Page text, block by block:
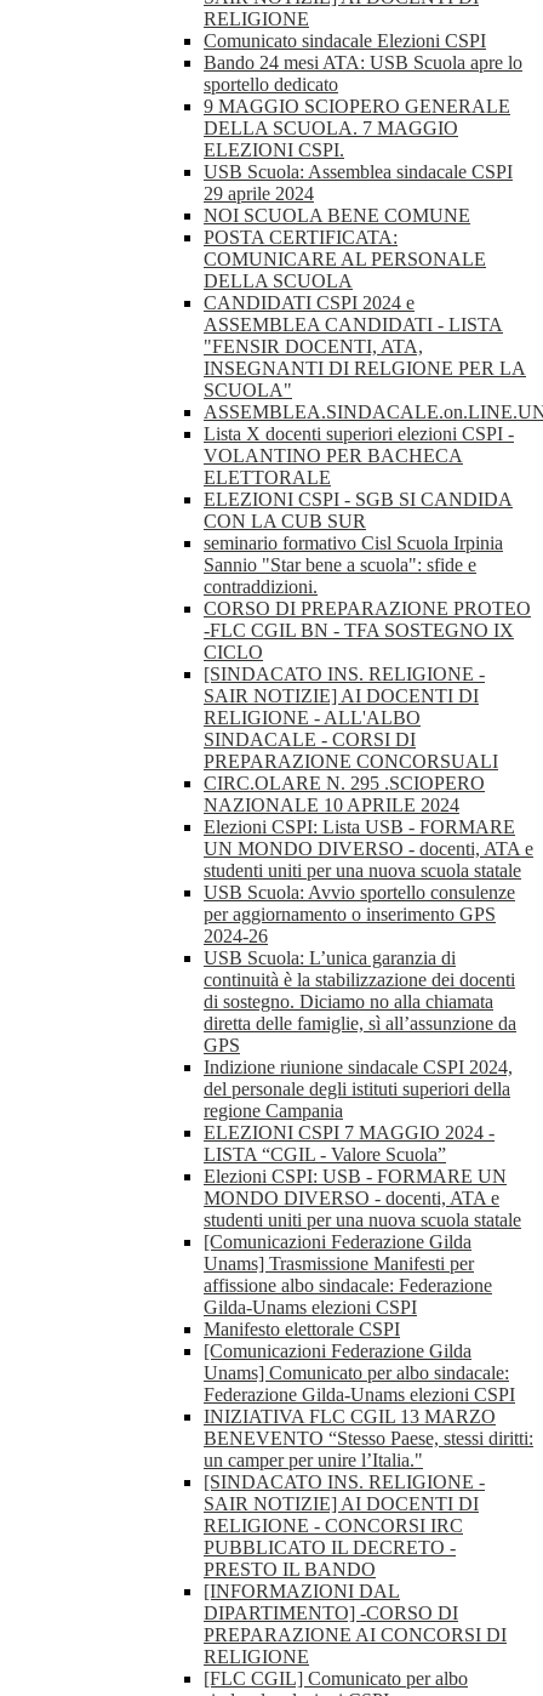
RELIGIONE
Comunicato sindacale Elezioni CSPI
Bando 24 mesi ATA: USB Scuola apre lo
sportello dedicato
9 MAGGIO SCIOPERO GENERALE
DELLA SCUOLA. 7 MAGGIO
ELEZIONI CSPI.
USB Scuola: Assemblea sindacale CSPI
29 aprile 2024
NOI SCUOLA BENE COMUNE
POSTA CERTIFICATA:
COMUNICARE AL PERSONALE
DELLA SCUOLA
CANDIDATI CSPI 2024 e
ASSEMBLEA CANDIDATI - LISTA
"FENSIR DOCENTI, ATA,
INSEGNANTI DI RELGIONE PER LA
SCUOLA"
Lista X docenti superiori elezioni CSPI -
VOLANTINO PER BACHECA
ELETTORALE
ELEZIONI CSPI - SGB SI CANDIDA
CON LA CUB SUR
seminario formativo Cisl Scuola Irpinia
Sannio "Star bene a scuola": sfide e
contraddizioni.
CORSO DI PREPARAZIONE PROTEO
-FLC CGIL BN - TFA SOSTEGNO IX
CICLO
[SINDACATO INS. RELIGIONE -
SAIR NOTIZIE] AI DOCENTI DI
RELIGIONE - ALL'ALBO
SINDACALE - CORSI DI
PREPARAZIONE CONCORSUALI
CIRC.OLARE N. 295 .SCIOPERO
NAZIONALE 10 APRILE 2024
Elezioni CSPI: Lista USB - FORMARE
UN MONDO DIVERSO - docenti, ATA e
studenti uniti per una nuova scuola statale
USB Scuola: Avvio sportello consulenze
per aggiornamento o inserimento GPS
2024-26
USB Scuola: L’unica garanzia di
continuità è la stabilizzazione dei docenti
di sostegno. Diciamo no alla chiamata
diretta delle famiglie, sì all’assunzione da
GPS
Indizione riunione sindacale CSPI 2024,
del personale degli istituti superiori della
regione Campania
ELEZIONI CSPI 7 MAGGIO 2024 -
LISTA “CGIL - Valore Scuola”
Elezioni CSPI: USB - FORMARE UN
MONDO DIVERSO - docenti, ATA e
studenti uniti per una nuova scuola statale
[Comunicazioni Federazione Gilda
Unams] Trasmissione Manifesti per
affissione albo sindacale: Federazione
Gilda-Unams elezioni CSPI
Manifesto elettorale CSPI
[Comunicazioni Federazione Gilda
Unams] Comunicato per albo sindacale:
Federazione Gilda-Unams elezioni CSPI
INIZIATIVA FLC CGIL 13 MARZO
BENEVENTO “Stesso Paese, stessi diritti:
un camper per unire l’Italia."
[SINDACATO INS. RELIGIONE -
SAIR NOTIZIE] AI DOCENTI DI
RELIGIONE - CONCORSI IRC
PUBBLICATO IL DECRETO -
PRESTO IL BANDO
[INFORMAZIONI DAL
DIPARTIMENTO] -CORSO DI
PREPARAZIONE AI CONCORSI DI
RELIGIONE
[FLC CGIL] Comunicato per albo